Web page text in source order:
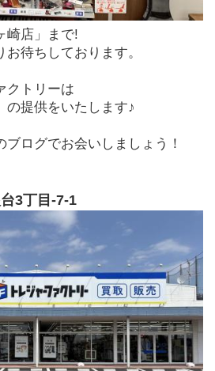
崎店」まで!
待ちしております。
クトリーは
の提供をいたします♪
ログでお会いしましょう！
3丁目-7-1